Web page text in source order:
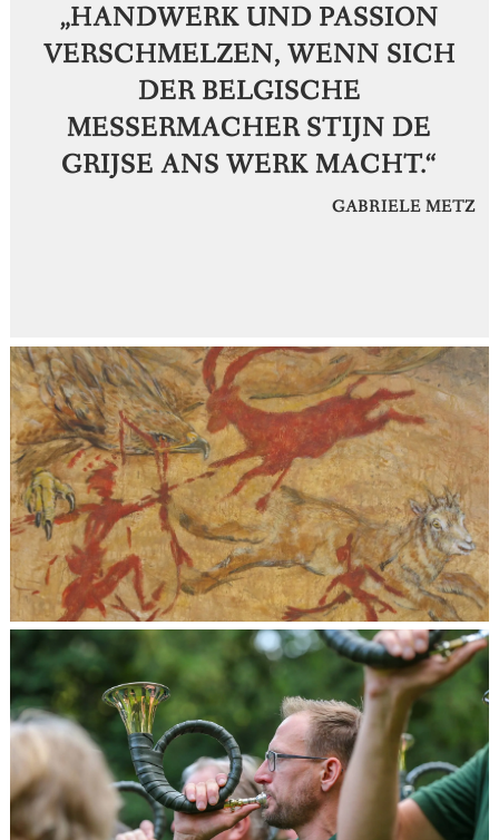
„HANDWERK UND PASSION
VERSCHMELZEN, WENN SICH
DER BELGISCHE
MESSERMACHER STIJN DE
GRIJSE ANS WERK MACHT.“
GABRIELE METZ